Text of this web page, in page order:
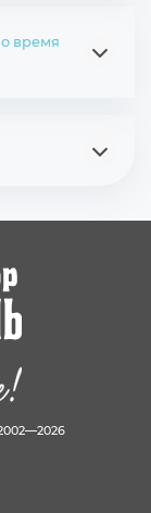
время